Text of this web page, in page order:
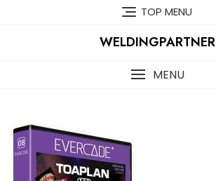
TOP MENU
WELDINGPARTNER
MENU